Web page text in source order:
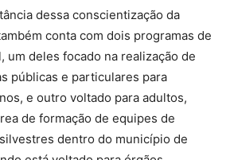
dessa conscientização da
conta com dois programas de
um deles focado na realização de
públicas e particulares para
e outro voltado para adultos,
de formação de equipes de
dentro do município de